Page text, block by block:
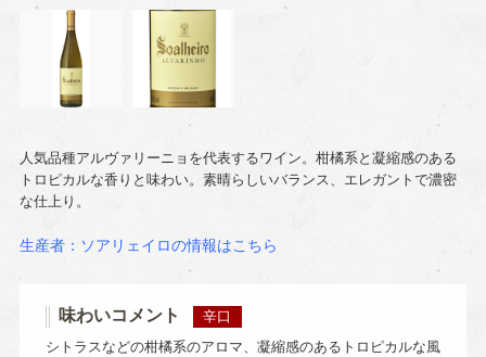
人気品種アルヴァリーニョを代表するワイン。柑橘系と凝縮感のある
トロピカルな香りと味わい。素晴らしいバランス、エレガントで濃密
な仕上り。
生産者：ソアリェイロの情報はこちら
味わいコメント
辛口
シトラスなどの柑橘系のアロマ、凝縮感のあるトロピカルな風